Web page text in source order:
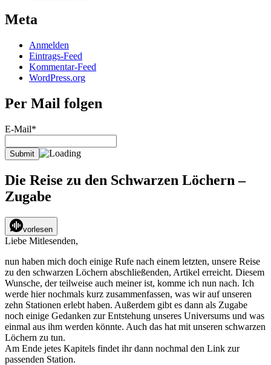
Meta
Anmelden
Eintrags-Feed
Kommentar-Feed
WordPress.org
Per Mail folgen
E-Mail*
Die Reise zu den Schwarzen Löchern –
Zugabe
vorlesen
Liebe Mitlesenden,
nun haben mich doch einige Rufe nach einem letzten, unsere Reise
zu den schwarzen Löchern abschließenden, Artikel erreicht. Diesem
Wunsche, der teilweise auch meiner ist, komme ich nun nach. Ich
werde hier nochmals kurz zusammenfassen, was wir auf unseren
zehn Stationen erlebt haben. Außerdem gibt es dann als Zugabe
noch einige Gedanken zur Entstehung unseres Universums und was
einmal aus ihm werden könnte. Auch das hat mit unseren schwarzen
Löchern zu tun.
Am Ende jetes Kapitels findet ihr dann nochmal den Link zur
passenden Station.